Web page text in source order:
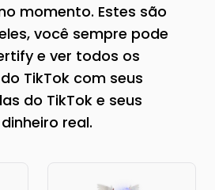
momento. Estes são
você sempre pode
e ver todos os
TikTok com seus
do TikTok e seus
real.